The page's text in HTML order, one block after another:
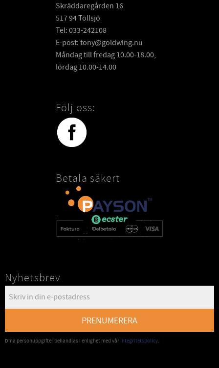
Skräddaregården 16
517 94 Töllsjö
Tel: 033-242108
E-post: tony@goldwing.nu
Måndag till fredag 10.00-18.00,
lördag 10.00-14.00
Följ oss:
Betala säkert
Nyhetsbrev
PRENUMERERA
Dina personuppgifter behandlas i enlighet med vår integritetspolicy.